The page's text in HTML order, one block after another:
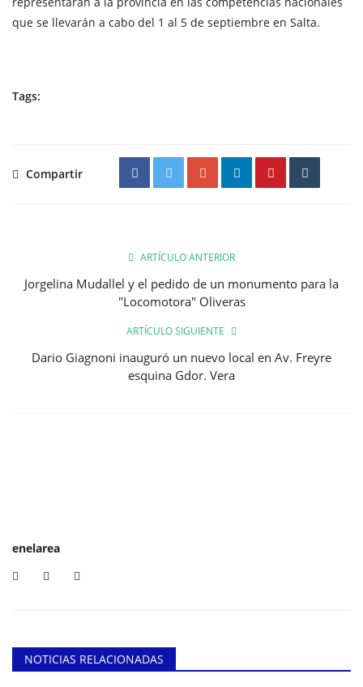
que se llevarán a cabo del 1 al 5 de septiembre en Salta.
Tags:
Compartir
ARTÍCULO ANTERIOR
Jorgelina Mudallel y el pedido de un monumento para la
"Locomotora" Oliveras
ARTÍCULO SIGUIENTE
Dario Giagnoni inauguró un nuevo local en Av. Freyre
esquina Gdor. Vera
enelarea
NOTICIAS RELACIONADAS